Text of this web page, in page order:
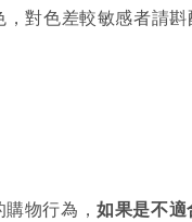
對色差較敏感者請斟
購物行為，如果是不